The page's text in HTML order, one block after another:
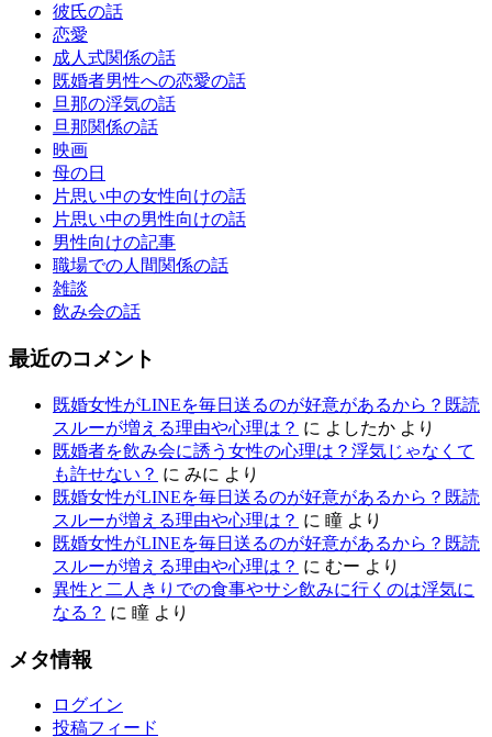
彼氏の話
恋愛
成人式関係の話
既婚者男性への恋愛の話
旦那の浮気の話
旦那関係の話
映画
母の日
片思い中の女性向けの話
片思い中の男性向けの話
男性向けの記事
職場での人間関係の話
雑談
飲み会の話
最近のコメント
既婚女性がLINEを毎日送るのが好意があるから？既読
スルーが増える理由や心理は？ に よしたか より
既婚者を飲み会に誘う女性の心理は？浮気じゃなくて
も許せない？ に みに より
既婚女性がLINEを毎日送るのが好意があるから？既読
スルーが増える理由や心理は？ に 瞳 より
既婚女性がLINEを毎日送るのが好意があるから？既読
スルーが増える理由や心理は？ に むー より
異性と二人きりでの食事やサシ飲みに行くのは浮気に
なる？ に 瞳 より
メタ情報
ログイン
投稿フィード